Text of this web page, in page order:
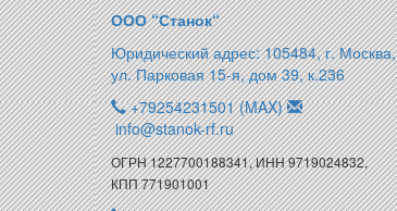
ООО “Станок“
Юридический адрес: 105484, г. Москва,
ул. Парковая 15-я, дом 39, к.236
+79254231501 (MAX)
info@stanok-rf.ru
ОГРН 1227700188341, ИНН 9719024832,
КПП 771901001